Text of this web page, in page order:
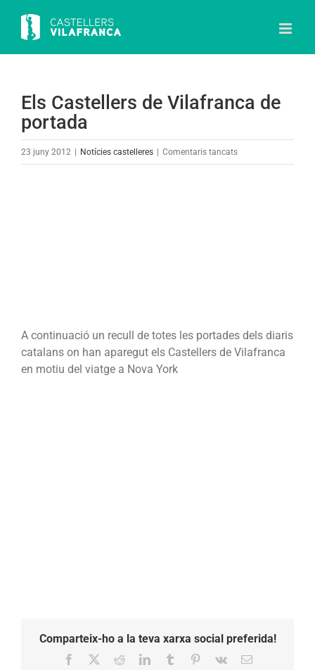
content
Els Castellers de Vilafranca de
portada
23 juny 2012 Notícies castelleres Comentaris tancatsa
A continuació un recull de totes les portades dels diaris
catalans on han aparegut els Castellers de Vilafranca
en motiu del viatge a Nova York
Comparteix-ho a la teva xarxa social preferida!
Facebook RedditLinkedInTumblr Pinterest
Vk Email: